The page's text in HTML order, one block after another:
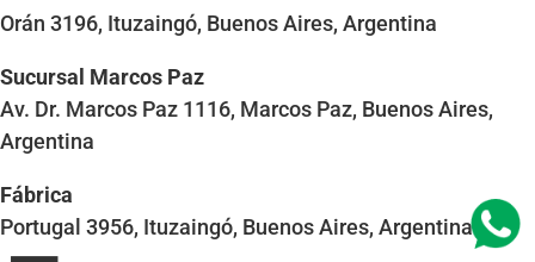
Orán 3196, Ituzaingó, Buenos Aires, Argentina
Sucursal Marcos Paz
Av. Dr. Marcos Paz 1116, Marcos Paz, Buenos Aires,
Argentina
Fábrica
Portugal 3956, Ituzaingó, Buenos Aires, Argentina